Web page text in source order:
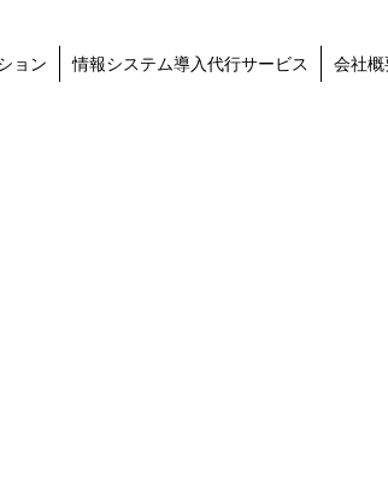
ョン 情報システム導入代行サービス 会社概